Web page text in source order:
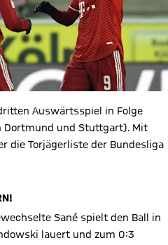
Auswärtsspiel in Folge
Dortmund und Stuttgart). Mit
die Torjägerliste der Bundesliga
Sané spielt den Ball in
lauert und zum 0:3